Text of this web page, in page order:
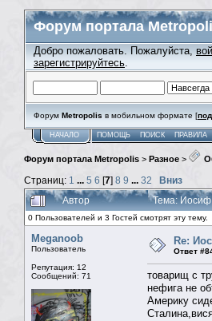
Форум портала
Добро пожаловать. Пожалуйста,
зарегистрируйтесь.
Форум Metropolis в мобильном формате [
НАЧАЛО ПОМОЩЬ ПОИСК ПРАВИЛА
Форум портала Metropolis > Разное >
Страниц: 1 ... 5 6 [7] 8 9 ... 32
Вниз
Автор
Тема: Иосиф
0 Пользователей и 3 Гостей смотрят эту тему.
Meganoob
Пользователь
Репутация: 12
Сообщений: 71
Re:
Ответ
товарищ с
нефига не
Америку